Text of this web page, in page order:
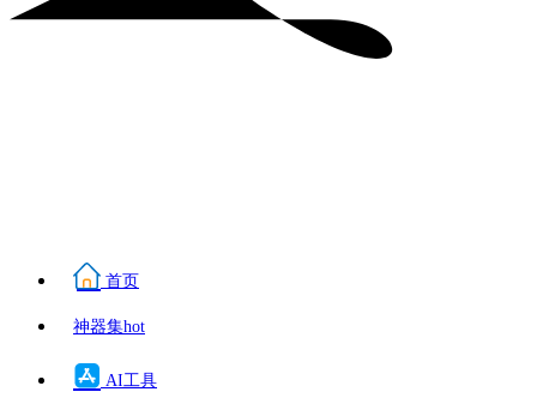
首页
神器集hot
AI工具